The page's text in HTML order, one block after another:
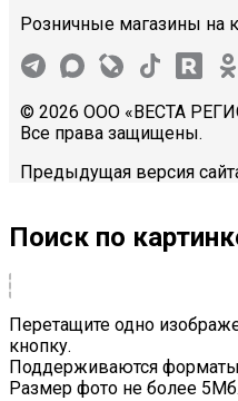
Розничные магазины на
© 2026 ООО «ВЕСТА
Все права защищены.
Предыдущая версия
Поиск по
Перетащите одно
кнопку.
Поддерживаются форматы
Размер фото не более 5Mб.